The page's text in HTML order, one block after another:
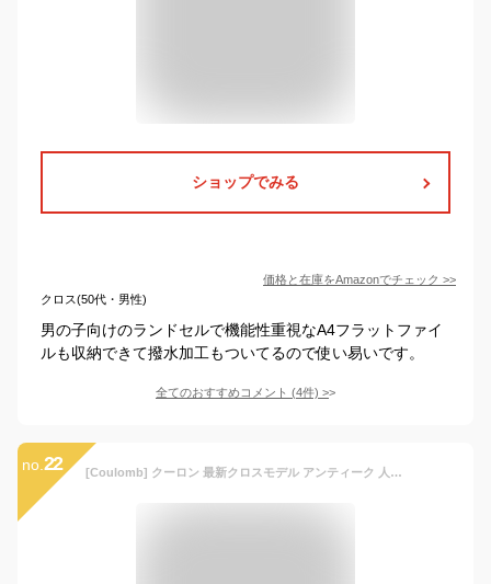
ショップでみる
価格と在庫をAmazonでチェック >>
クロス(50代・男性)
男の子向けのランドセルで機能性重視なA4フラットファイ
ルも収納できて撥水加工もついてるので使い易いです。
全てのおすすめコメント (4件) >
no. 22 [Coulomb] クーロン 最新クロスモデル アンティーク 人気男の子用 ランドセル オリジナルデザイン 上品なパーツ スタイリッシュ 軽量 高級人工皮革 A4ファイル対応 黒いニッケル金具 大容量 傷つきにくい 通気性 ワンタッチロック 防水仕上げ (黒+迷彩ブルー)